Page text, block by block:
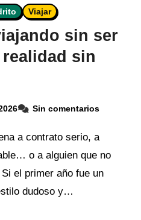
Viajar
sin ser
sin
Sin comentarios
a contrato serio, a
o a alguien que no
el primer año fue un
dudoso y…